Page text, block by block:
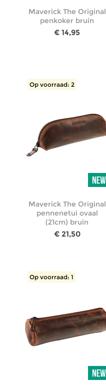
Maverick The Original
penkoker bruin
€ 14,95
Op voorraad: 2
Maverick The Original
pennenetui ovaal
(21cm) bruin
€ 21,50
Op voorraad: 1